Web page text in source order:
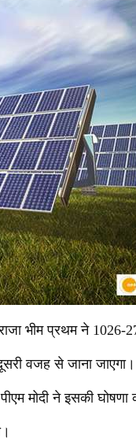
भीम प्रथम ने 1026-
वजह से जाना जाएगा।
मोदी ने इसकी घोषणा